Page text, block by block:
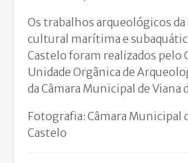
Os trabalhos arqueológicos da
cultural marítima e
Castelo foram realizados pelo
Unidade Orgânica de
da Câmara Municipal de Viana
Fotografia: Câmara Municipal
Castelo